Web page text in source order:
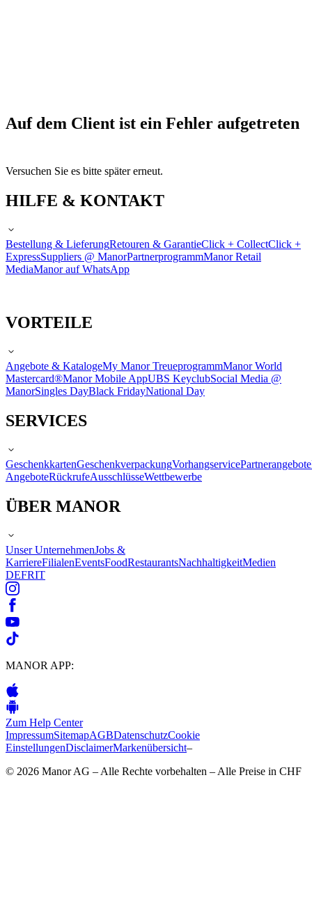
Auf dem Client ist ein Fehler aufgetreten
Versuchen Sie es bitte später erneut.
HILFE & KONTAKT
Bestellung & LieferungRetouren & GarantieClick + CollectClick +
ExpressSuppliers @ ManorPartnerprogrammManor Retail
MediaManor auf WhatsApp
VORTEILE
Angebote & KatalogeMy Manor TreueprogrammManor World
Mastercard®Manor Mobile AppUBS KeyclubSocial Media @
ManorSingles DayBlack FridayNational Day
SERVICES
GeschenkkartenGeschenkverpackungVorhangservicePartnerangebote
AngeboteRückrufeAusschlüsseWettbewerbe
ÜBER MANOR
Unser UnternehmenJobs &
KarriereFilialenEventsFoodRestaurantsNachhaltigkeitMedien
DEFRIT
MANOR APP:
Zum Help Center
ImpressumSitemapAGBDatenschutzCookie
EinstellungenDisclaimerMarkenübersicht–
© 2026 Manor AG – Alle Rechte vorbehalten – Alle Preise in CHF